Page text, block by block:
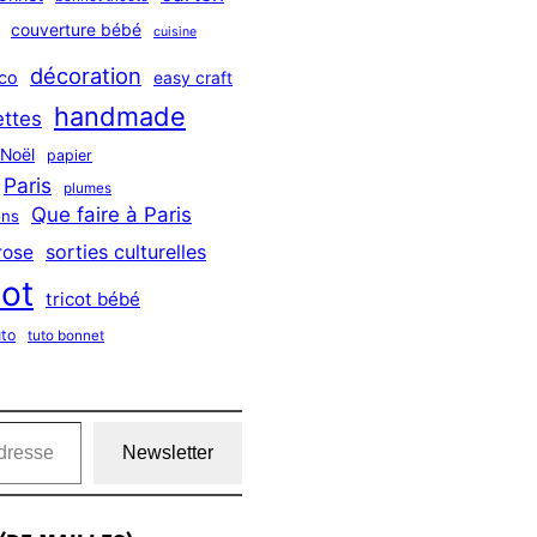
couverture bébé cuisine
décoration easy craft
handmade
Noël papier
Paris plumes
Que faire à Paris
sorties culturelles
tricot bébé
tuto bonnet
Newsletter